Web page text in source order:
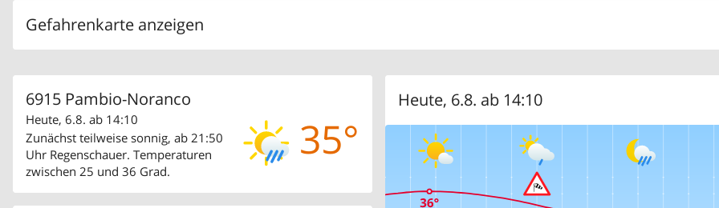
Gefahrenkarte anzeigen
6915 Pambio-Noranco
35°
Heute, 6.8. ab 14:10
Zunächst teilweise sonnig, ab 21:50
Uhr Regenschauer. Temperaturen
zwischen 25 und 36 Grad.
Heute, 6.8. ab 14:10